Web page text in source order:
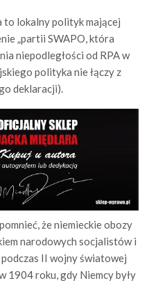
lokalny polityk mającej
„partii SWAPO, która
niepodległości od RPA w
polityka nie łączy z
deklaracji).
że niemieckie obozy
narodowych socjalistów i
II wojny światowej
1904 roku, gdy Niemcy były